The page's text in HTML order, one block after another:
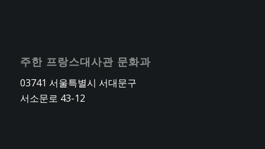
주한 프랑스대사관 문화과
03741 서울특별시 서대문구
서소문로 43-12